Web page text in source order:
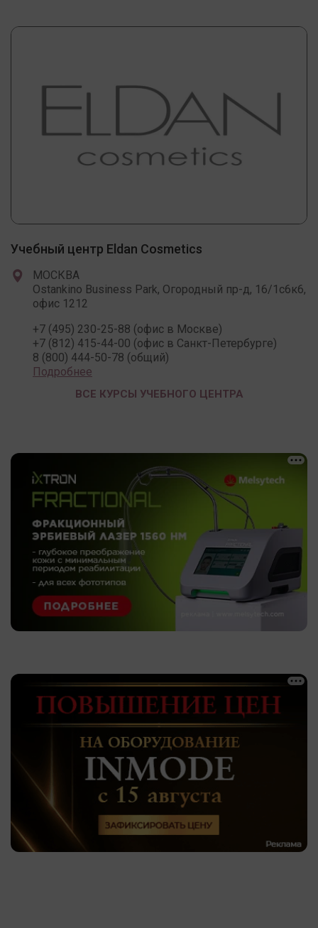
Учебный центр Eldan Cosmetics
МОСКВА
Ostankino Business Park, Огородный пр-д, 16/1с6к6,
офис 1212
+7 (495) 230-25-88 (офис в Москве)
+7 (812) 415-44-00 (офис в Санкт-Петербурге)
8 (800) 444-50-78 (общий)
Подробнее
ВСЕ КУРСЫ УЧЕБНОГО ЦЕНТРА